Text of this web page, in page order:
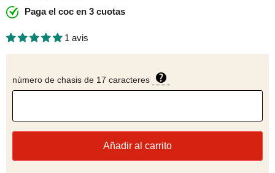
Paga el coc en 3 cuotas
1 avis
número de chasis de 17 caracteres
Añadir al carrito